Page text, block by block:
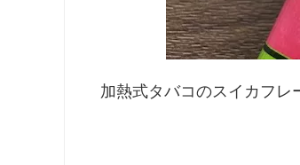
加熱式タバコのスイカフ